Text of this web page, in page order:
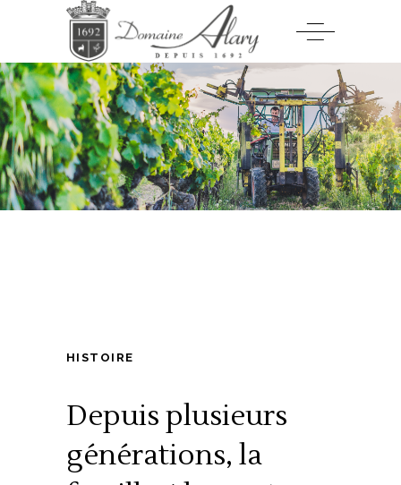
HISTOIRE
Depuis plusieurs
générations, la